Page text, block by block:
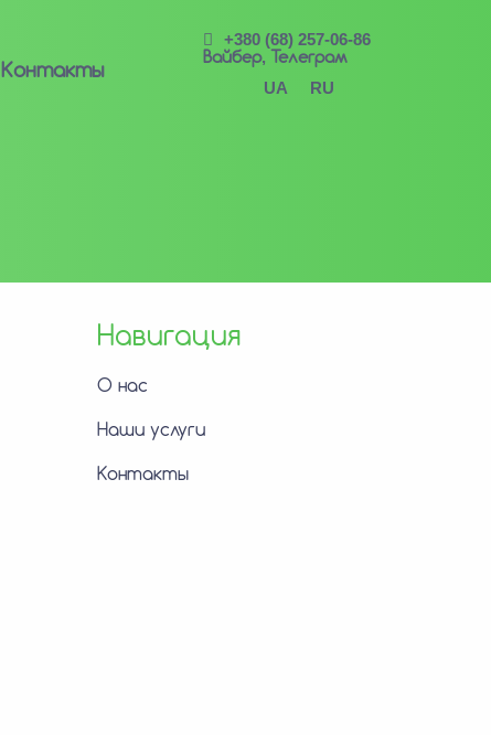
Контакты
+380 (68) 257-06-86
Вайбер, Телеграм
UA
RU
Навигация
О нас
Наши услуги
Контакты